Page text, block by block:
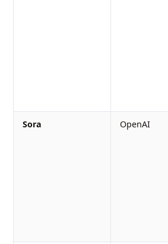
Sora OpenAI